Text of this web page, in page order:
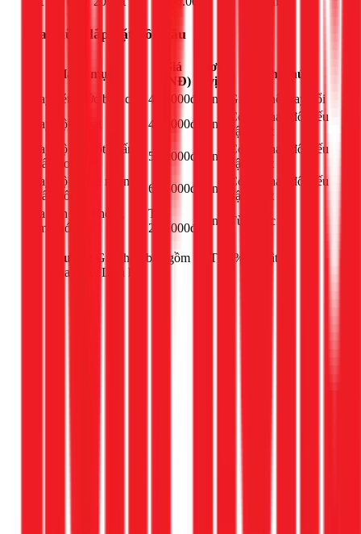
Sửa chữa, lắp đặt bồn cầu
Hạng mục
Giá
(VNĐ)
Đơn
vị
Ghi chú
Thay két nước bồn cầu
400.000đ công
Giá có thể thay đổi
Thay bộ xả gạt
450.000đ công
Có thể thay đổi nếu
vật tư tốt
Thay bộ xả một nhấn
(nhấn đơn)
550.000đ công
Có thể thay đổi nếu
vật tư tốt
Thay bộ xả hai nhấn
(nhấn đôi)
650.000đ công
Có thể thay đổi nếu
vật tư tốt
Sửa bồn cầu không
bơm nước
Từ
250.000đ
công Tùy mức độ
Lưu ý:
Giá chưa bao gồm VAT 10% và vật tư
thay thế. Liên hệ